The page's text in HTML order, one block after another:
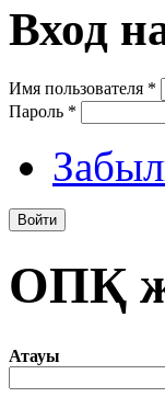
Вход
Имя пользователя *
Пароль *
ОПҚ
Атауы